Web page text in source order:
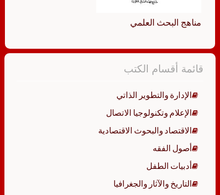
مناهج البحث العلمي
قائمة أقسام الكتب
الإدارة والتطوير الذاتي
الإعلام وتكنولوجيا الاتصال
الاقتصاد والبحوث الاقتصادية
أصول الفقه
أدبيات الطفل
التاريخ والآثار والجغرافيا